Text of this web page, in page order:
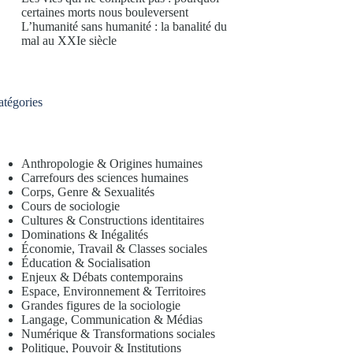
certaines morts nous bouleversent
L’humanité sans humanité : la banalité du
mal au XXIe siècle
Anthropologie & Origines humaines
Carrefours des sciences humaines
Corps, Genre & Sexualités
Cours de sociologie
Cultures & Constructions identitaires
Dominations & Inégalités
Économie, Travail & Classes sociales
Éducation & Socialisation
Enjeux & Débats contemporains
Espace, Environnement & Territoires
Grandes figures de la sociologie
Langage, Communication & Médias
Numérique & Transformations sociales
Politique, Pouvoir & Institutions